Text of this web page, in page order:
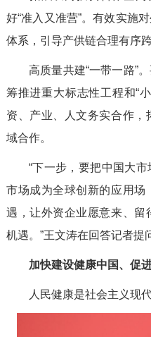
好“准入又准营”。有效实施
体系，引导产供链合理有序跨
高质量共建“一带一路”。
筹推进重大标志性工程和“
资、产业、人文务实合作，
域合作。
“下一步，要把中国大市
市场成为全球创新的应用场
遇，让外资企业愿意来、留
机遇。”王文涛在回答记者提
加快建设健康中国、促
人民健康是社会主义现代